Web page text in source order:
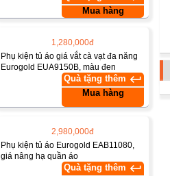
Mua hàng
1,280,000đ
Phụ kiện tủ áo giá vắt cà vạt đa năng
Eurogold EUA9150B, màu đen
Quà tặng thêm keyboard_return
Mua hàng
2,980,000đ
Phụ kiện tủ áo Eurogold EAB11080,
giá nâng hạ quần áo
Quà tặng thêm keyboard_return